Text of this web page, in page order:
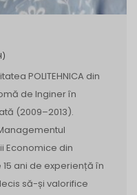
POLITEHNICA din
de Inginer în
(2009–2013).
Economice din
15 ani de experiență în
să-și valorifice